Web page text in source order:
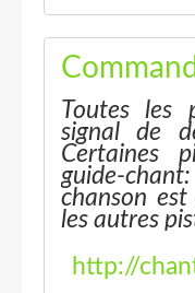
Toutes les
signal de
Certaines
guide-
chanson
les autres